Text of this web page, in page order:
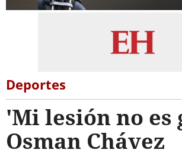
Deportes
'Mi lesión no es
Osman Chávez